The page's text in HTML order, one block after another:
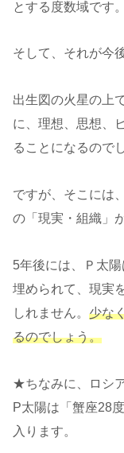
とする度数域です。
そして、それが今
出生図の火星の上
に、理想、思想、
ることになるので
ですが、そこには
の「現実・組織」
5年後には、Ｐ太
埋められて、現実
しれません。 少な
るのでしょう。
★ちなみに、ロシ
P太陽は「蟹座28
入ります。